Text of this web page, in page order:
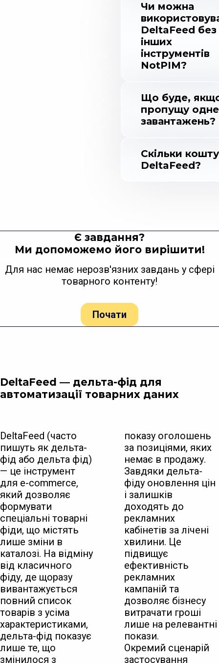
Чи можна
DeltaFeed без
інших
інструментів
NotPIM?
Що буде,
пропущу одне
завантажень?
Скільки
DeltaFeed?
Є завдання?
Ми допоможемо його вирішити!
Для нас немає нерозв'язних завдань у сфері
товарного контенту!
Почати
DeltaFeed — дельта-фід для
автоматизації товарних даних
DeltaFeed (часто
пишуть як дельта-
фід або дельта фід)
— це інструмент
для e-commerce,
який дозволяє
формувати
спеціальні товарні
фіди, що містять
лише зміни в
каталозі. На відміну
від класичного
фіду, де щоразу
вивантажується
повний список
товарів з усіма
характеристиками,
дельта-фід показує
лише те, що
змінилося з
показу оголошень
за позиціями, яких
немає в продажу.
Завдяки дельта-
фіду оновлення цін
і залишків
доходять до
рекламних
кабінетів за лічені
хвилини. Це
підвищує
ефективність
рекламних
кампаній та
дозволяє бізнесу
витрачати гроші
лише на релевантні
покази.
Окремий сценарій
застосування